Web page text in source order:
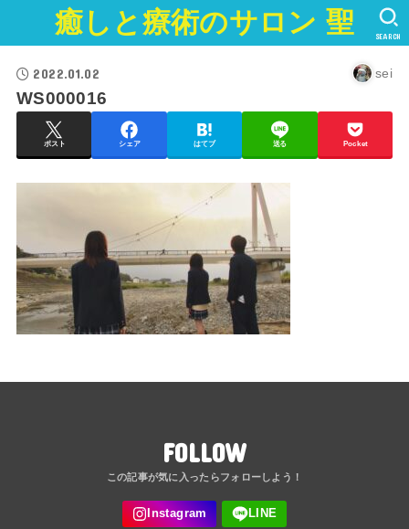
癒しと療術のサロン 聖 SEARCH
2022.01.02 sei
WS000016
ポスト シェア はてブ 送る Pocket
FOLLOW